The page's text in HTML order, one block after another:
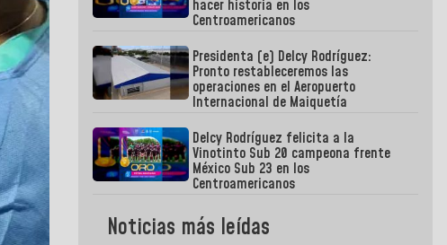
hacer historia en los
Centroamericanos
Presidenta (e) Delcy Rodríguez:
Pronto restableceremos las
operaciones en el Aeropuerto
Internacional de Maiquetía
Delcy Rodríguez felicita a la
Vinotinto Sub 20 campeona frente
México Sub 23 en los
Centroamericanos
Noticias más leídas